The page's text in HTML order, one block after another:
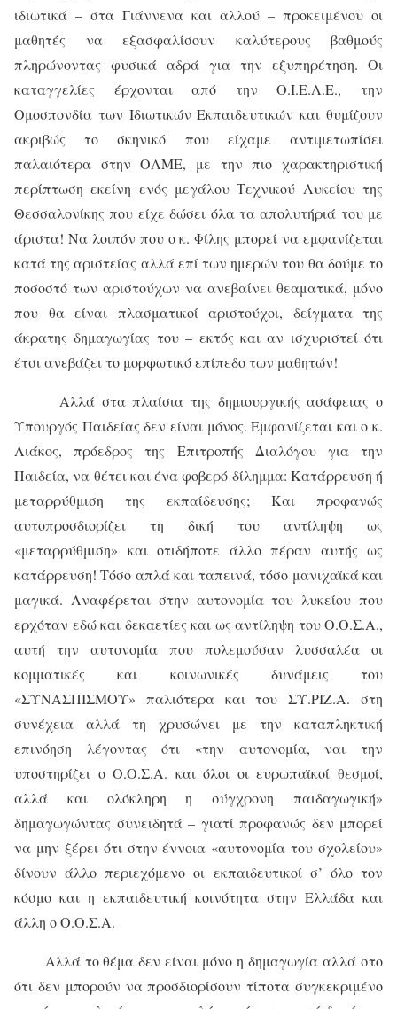
ιδιωτικά – στα Γιάννενα και αλλού – προκειμένου οι
μαθητές να εξασφαλίσουν καλύτερους βαθμούς
πληρώνοντας φυσικά αδρά για την εξυπηρέτηση. Οι
καταγγελίες έρχονται από την Ο.Ι.Ε.Λ.Ε., την
Ομοσπονδία των Ιδιωτικών Εκπαιδευτικών και θυμίζουν
ακριβώς το σκηνικό που είχαμε αντιμετωπίσει
παλαιότερα στην ΟΛΜΕ, με την πιο χαρακτηριστική
περίπτωση εκείνη ενός μεγάλου Τεχνικού Λυκείου της
Θεσσαλονίκης που είχε δώσει όλα τα απολυτήριά του με
άριστα! Να λοιπόν που ο κ. Φίλης μπορεί να εμφανίζεται
κατά της αριστείας αλλά επί των ημερών του θα δούμε το
ποσοστό των αριστούχων να ανεβαίνει θεαματικά, μόνο
που θα είναι πλασματικοί αριστούχοι, δείγματα της
άκρατης δημαγωγίας του – εκτός και αν ισχυριστεί ότι
έτσι ανεβάζει το μορφωτικό επίπεδο των μαθητών!
Αλλά στα πλαίσια της δημιουργικής ασάφειας ο
Υπουργός Παιδείας δεν είναι μόνος. Εμφανίζεται και ο κ.
Λιάκος, πρόεδρος της Επιτροπής Διαλόγου για την
Παιδεία, να θέτει και ένα φοβερό δίλημμα: Κατάρρευση ή
μεταρρύθμιση της εκπαίδευσης; Και προφανώς
αυτοπροσδιορίζει τη δική του αντίληψη ως
«μεταρρύθμιση» και οτιδήποτε άλλο πέραν αυτής ως
κατάρρευση! Τόσο απλά και ταπεινά, τόσο μανιχαϊκά και
μαγικά. Αναφέρεται στην αυτονομία του λυκείου που
ερχόταν εδώ και δεκαετίες και ως αντίληψη του Ο.Ο.Σ.Α.,
αυτή την αυτονομία που πολεμούσαν λυσσαλέα οι
κομματικές και κοινωνικές δυνάμεις του
«ΣΥΝΑΣΠΙΣΜΟΥ» παλιότερα και του ΣΥ.ΡΙΖ.Α. στη
συνέχεια αλλά τη χρυσώνει με την καταπληκτική
επινόηση λέγοντας ότι «την αυτονομία, ναι την
υποστηρίζει ο Ο.Ο.Σ.Α. και όλοι οι ευρωπαϊκοί θεσμοί,
αλλά και ολόκληρη η σύγχρονη παιδαγωγική»
δημαγωγώντας συνειδητά – γιατί προφανώς δεν μπορεί
να μην ξέρει ότι στην έννοια «αυτονομία του σχολείου»
δίνουν άλλο περιεχόμενο οι εκπαιδευτικοί σ’ όλο τον
κόσμο και η εκπαιδευτική κοινότητα στην Ελλάδα και
άλλη ο Ο.Ο.Σ.Α.
Αλλά το θέμα δεν είναι μόνο η δημαγωγία αλλά στο
ότι δεν μπορούν να προσδιορίσουν τίποτα συγκεκριμένο